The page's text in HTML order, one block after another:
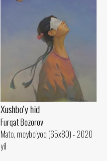
Xushbo'y hid
Furqat Bozorov
Mato, moybo‘yoq (65x80) - 2020
yil